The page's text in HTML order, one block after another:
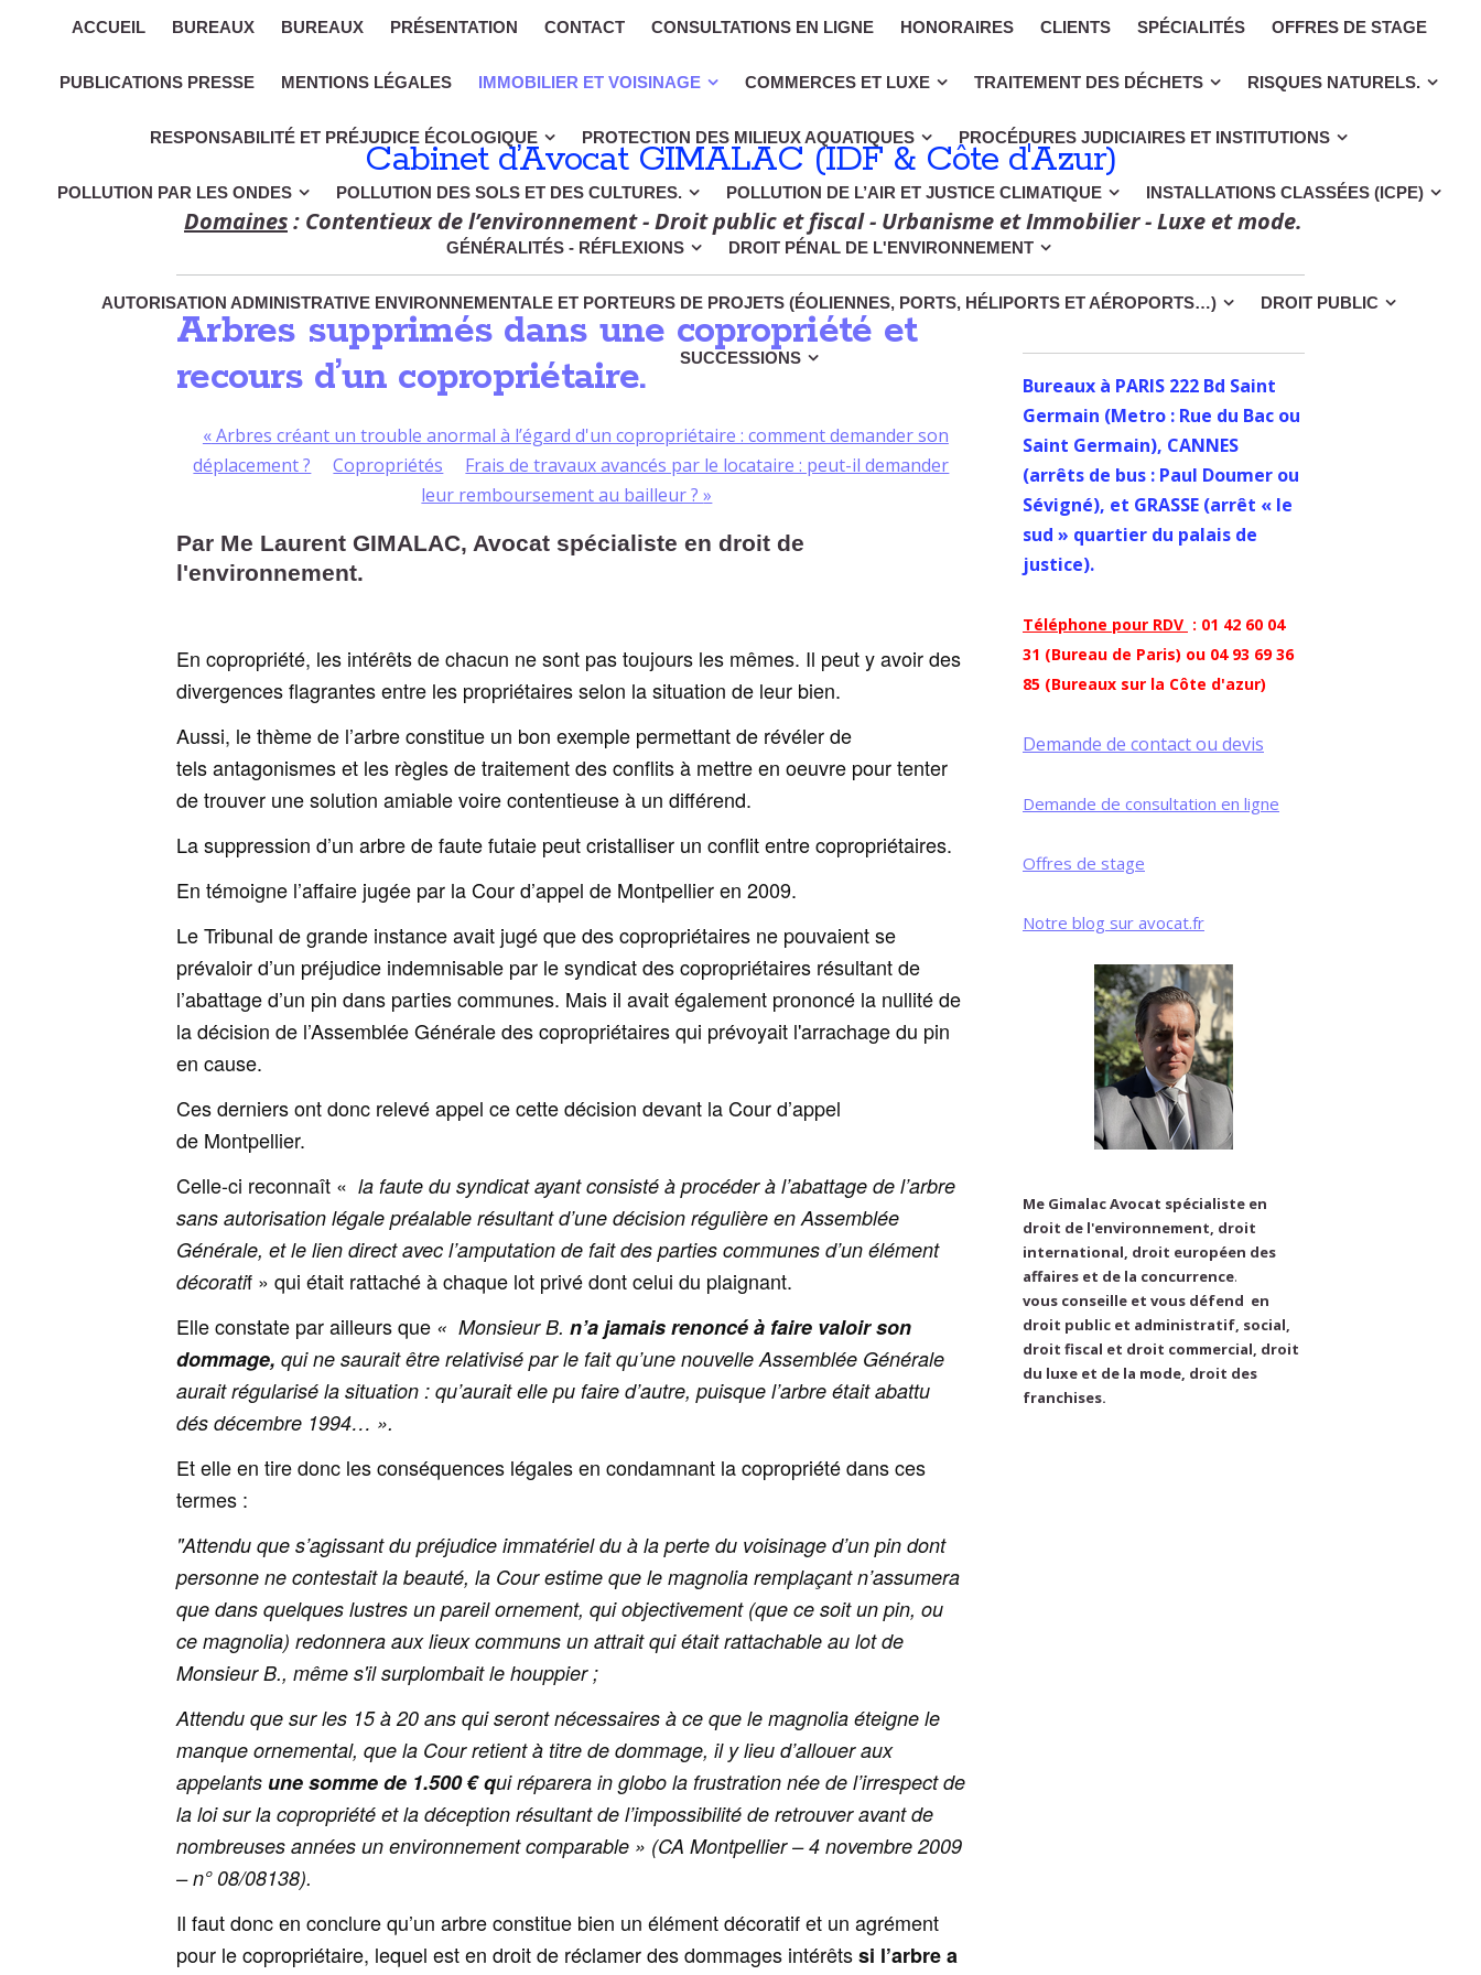
ACCUEIL BUREAUX BUREAUX PRÉSENTATION CONTACT CONSULTATIONS EN LIGNE HONORAIRES CLIENTS SPÉCIALITÉS OFFRES DE STAGE
PUBLICATIONS PRESSE MENTIONS LÉGALES IMMOBILIER ET VOISINAGE COMMERCES ET LUXE TRAITEMENT DES DÉCHETS RISQUES NATURELS.
RESPONSABILITÉ ET PRÉJUDICE ÉCOLOGIQUE PROTECTION DES MILIEUX AQUATIQUES PROCÉDURES JUDICIAIRES ET INSTITUTIONS
POLLUTION PAR LES ONDES POLLUTION DES SOLS ET DES CULTURES. POLLUTION DE L’AIR ET JUSTICE CLIMATIQUE INSTALLATIONS CLASSÉES (ICPE)
GÉNÉRALITÉS - RÉFLEXIONS DROIT PÉNAL DE L'ENVIRONNEMENT
AUTORISATION ADMINISTRATIVE ENVIRONNEMENTALE ET PORTEURS DE PROJETS (ÉOLIENNES, PORTS, HÉLIPORTS ET AÉROPORTS…) DROIT PUBLIC
SUCCESSIONS
Cabinet d’Avocat GIMALAC (IDF & Côte d'Azur)
Domaines: Contentieux de l’environnement - Droit public et fiscal - Urbanisme et Immobilier - Luxe et mode.
Arbres supprimés dans une copropriété et
recours d’un copropriétaire.
«Arbres créant un trouble anormal à l’égard d'un copropriétaire : comment demander son
déplacement ?
Copropriétés
Frais de travaux avancés par le locataire : peut-il demander
leur remboursement au bailleur ?»
Par Me Laurent GIMALAC, Avocat spécialiste en droit de
l'environnement.
En copropriété, les intérêts de chacun ne sont pas toujours les mêmes. Il peut y avoir des
divergences flagrantes entre les propriétaires selon la situation de leur bien.
Aussi, le thème de l’arbre constitue un bon exemple permettant de révéler de
tels antagonismes et les règles de traitement des conflits à mettre en oeuvre pour tenter
de trouver une solution amiable voire contentieuse à un différend.
La suppression d’un arbre de faute futaie peut cristalliser un conflit entre copropriétaires.
En témoigne l’affaire jugée par la Cour d’appel de Montpellier en 2009.
Le Tribunal de grande instance avait jugé que des copropriétaires ne pouvaient se
prévaloir d’un préjudice indemnisable par le syndicat des copropriétaires résultant de
l’abattage d’un pin dans parties communes. Mais il avait également prononcé la nullité de
la décision de l’Assemblée Générale des copropriétaires qui prévoyait l'arrachage du pin
en cause.
Ces derniers ont donc relevé appel ce cette décision devant la Cour d’appel
de Montpellier.
Celle-ci reconnaît « la faute du syndicat ayant consisté à procéder à l’abattage de l’arbre
sans autorisation légale préalable résultant d’une décision régulière en Assemblée
Générale, et le lien direct avec l’amputation de fait des parties communes d’un élément
décoratif » qui était rattaché à chaque lot privé dont celui du plaignant.
Elle constate par ailleurs que « Monsieur B. n’a jamais renoncé à faire valoir son
dommage, qui ne saurait être relativisé par le fait qu’une nouvelle Assemblée Générale
aurait régularisé la situation : qu’aurait elle pu faire d’autre, puisque l’arbre était abattu
dés décembre 1994… ».
Et elle en tire donc les conséquences légales en condamnant la copropriété dans ces
termes :
"Attendu que s’agissant du préjudice immatériel du à la perte du voisinage d’un pin dont
personne ne contestait la beauté, la Cour estime que le magnolia remplaçant n’assumera
que dans quelques lustres un pareil ornement, qui objectivement (que ce soit un pin, ou
ce magnolia) redonnera aux lieux communs un attrait qui était rattachable au lot de
Monsieur B., même s'il surplombait le houppier ;
Attendu que sur les 15 à 20 ans qui seront nécessaires à ce que le magnolia éteigne le
manque ornemental, que la Cour retient à titre de dommage, il y lieu d’allouer aux
appelants une somme de 1.500 € qui réparera in globo la frustration née de l’irrespect de
la loi sur la copropriété et la déception résultant de l’impossibilité de retrouver avant de
nombreuses années un environnement comparable » (CA Montpellier – 4 novembre 2009
– n° 08/08138).
Il faut donc en conclure qu’un arbre constitue bien un élément décoratif et un agrément
pour le copropriétaire, lequel est en droit de réclamer des dommages intérêtssi l’arbre a
Bureaux à PARIS 222 Bd Saint
Germain (Metro : Rue du Bac ou
Saint Germain), CANNES
(arrêts de bus : Paul Doumer ou
Sévigné), et GRASSE (arrêt « le
sud » quartier du palais de
justice).
Téléphone pour RDV : 01 42 60 04
31 (Bureau de Paris) ou 04 93 69 36
85 (Bureaux sur la Côte d'azur)
Demande de contact ou devis
Demande de consultation en ligne
Offres de stage
Notre blog sur avocat.fr
Me Gimalac Avocat spécialiste en
droit de l'environnement, droit
international, droit européen des
affaires et de la concurrence.
vous conseille et vous défend en
droit public et administratif, social,
droit fiscal et droit commercial, droit
du luxe et de la mode, droit des
franchises.